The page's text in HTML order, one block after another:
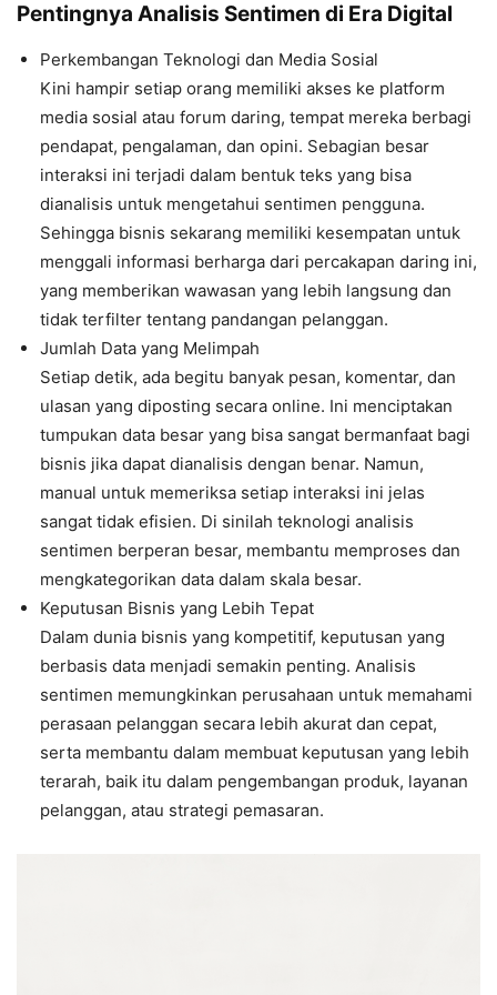
Pentingnya Analisis Sentimen di Era Digital
Perkembangan Teknologi dan Media Sosial
Kini hampir setiap orang memiliki akses ke platform
media sosial atau forum daring, tempat mereka berbagi
pendapat, pengalaman, dan opini. Sebagian besar
interaksi ini terjadi dalam bentuk teks yang bisa
dianalisis untuk mengetahui sentimen pengguna.
Sehingga bisnis sekarang memiliki kesempatan untuk
menggali informasi berharga dari percakapan daring ini,
yang memberikan wawasan yang lebih langsung dan
tidak terfilter tentang pandangan pelanggan.
Jumlah Data yang Melimpah
Setiap detik, ada begitu banyak pesan, komentar, dan
ulasan yang diposting secara online. Ini menciptakan
tumpukan data besar yang bisa sangat bermanfaat bagi
bisnis jika dapat dianalisis dengan benar. Namun,
manual untuk memeriksa setiap interaksi ini jelas
sangat tidak efisien. Di sinilah teknologi analisis
sentimen berperan besar, membantu memproses dan
mengkategorikan data dalam skala besar.
Keputusan Bisnis yang Lebih Tepat
Dalam dunia bisnis yang kompetitif, keputusan yang
berbasis data menjadi semakin penting. Analisis
sentimen memungkinkan perusahaan untuk memahami
perasaan pelanggan secara lebih akurat dan cepat,
serta membantu dalam membuat keputusan yang lebih
terarah, baik itu dalam pengembangan produk, layanan
pelanggan, atau strategi pemasaran.